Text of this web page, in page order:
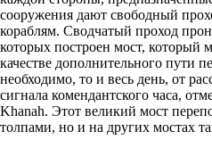
сооружения дают свободный
кораблям. Сводчатый проход
которых построен мост, который
качестве дополнительного пути
необходимо, то и весь день, от
сигнала комендантского часа,
Khanah. Этот великий мост
толпами, но и на других мостах